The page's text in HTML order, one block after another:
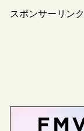
スポンサーリンク